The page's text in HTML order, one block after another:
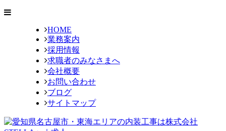
HOME
業務案内
採用情報
求職者のみなさまへ
会社概要
お問い合わせ
ブログ
サイトマップ